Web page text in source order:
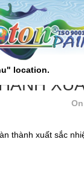
location.
thành xuất sắc